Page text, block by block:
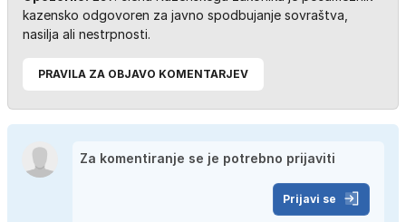
kazensko odgovoren za javno spodbujanje sovraštva,
nasilja ali nestrpnosti.
PRAVILA ZA OBJAVO KOMENTARJEV
Prijavi se